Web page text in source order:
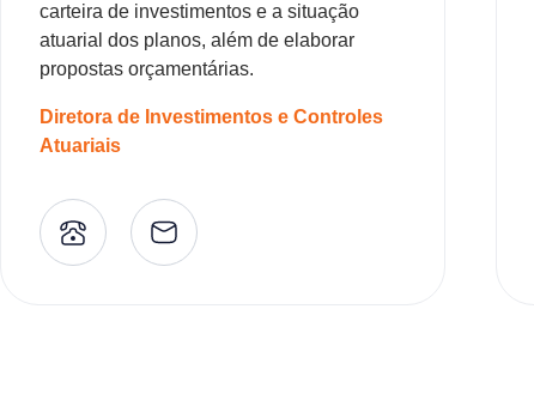
carteira de investimentos e a situação
atuarial dos planos, além de elaborar
propostas orçamentárias.
Diretora de Investimentos e Controles
Atuariais